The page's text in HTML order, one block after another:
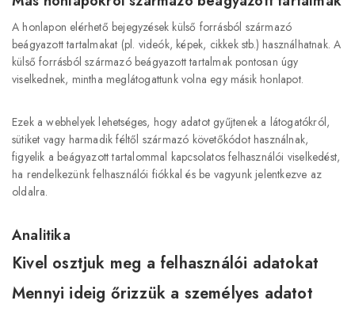
A honlapon elérhető bejegyzések külső forrásból származó
beágyazott tartalmakat (pl. videók, képek, cikkek stb.) használhatnak. A
külső forrásból származó beágyazott tartalmak pontosan úgy
viselkednek, mintha meglátogattunk volna egy másik honlapot.
Ezek a webhelyek lehetséges, hogy adatot gyűjtenek a látogatókról,
sütiket vagy harmadik féltől származó követőkódot használnak,
figyelik a beágyazott tartalommal kapcsolatos felhasználói viselkedést,
ha rendelkezünk felhasználói fiókkal és be vagyunk jelentkezve az
oldalra.
Analitika
Kivel osztjuk meg a felhasználói adatokat
Mennyi ideig őrizzük a személyes adatot